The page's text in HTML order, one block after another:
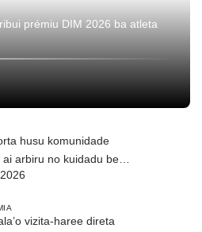
prémiu DIM 2026 ba atleta
husu komunidade
arbiru no kuidadu bee-
vizita-haree direta